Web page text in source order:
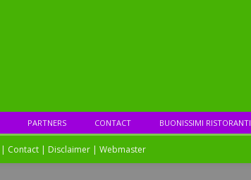
PARTNERS CONTACT BUONISSIMI RISTORANTI
| Contact | Disclaimer | Webmaster